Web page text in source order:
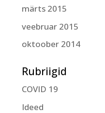
märts 2015
veebruar 2015
oktoober 2014
Rubriigid
COVID 19
Ideed